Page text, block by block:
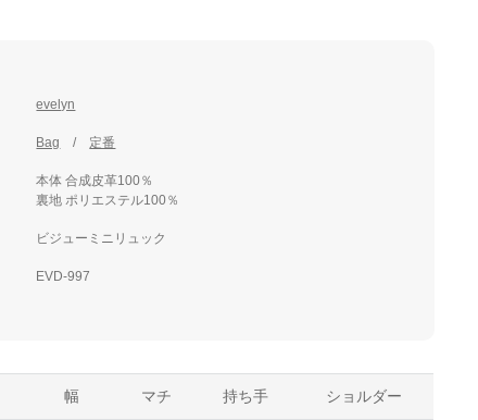
evelyn
Bag 定番
本体 合成皮革100％
裏地 ポリエステル100％
ビジューミニリュック
EVD-997
幅 マチ 持ち手 ショルダー